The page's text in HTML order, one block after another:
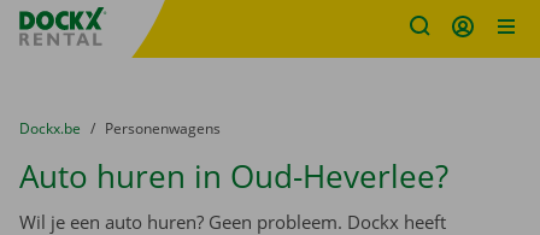
Fratello DEMO
U bevindt zich hier:
van
Dockx.be naar
Personenwagens
Auto huren in Oud-Heverlee?
Wil je een auto huren? Geen probleem. Dockx heeft